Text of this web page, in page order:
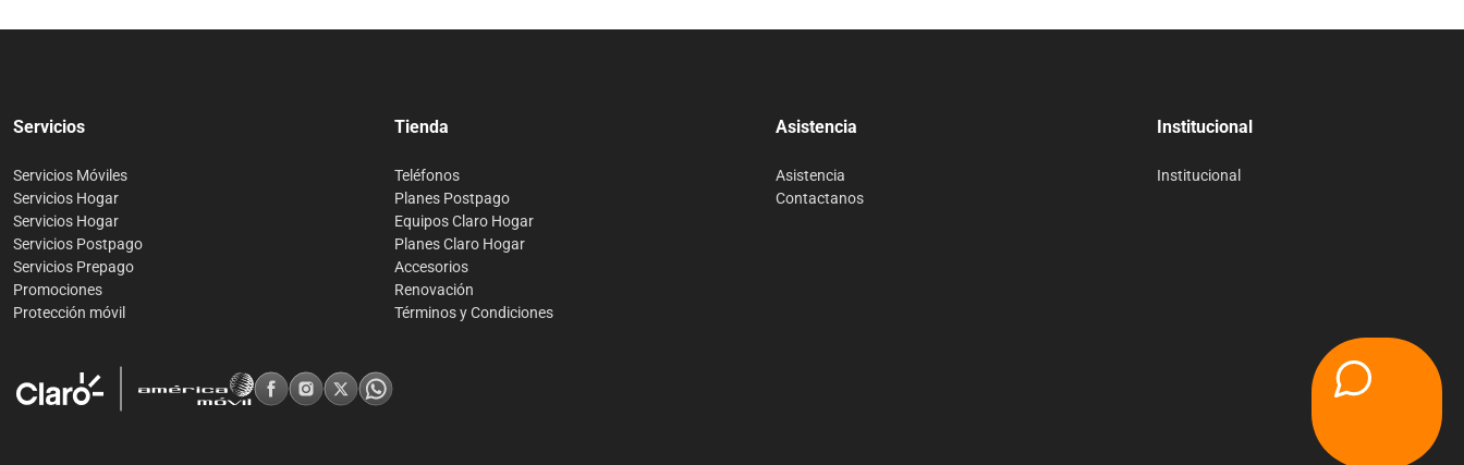
Servicios
Servicios Móviles
Servicios Hogar
Servicios Hogar
Servicios Postpago
Servicios Prepago
Promociones
Protección móvil
Tienda
Teléfonos
Planes Postpago
Equipos Claro Hogar
Planes Claro Hogar
Accesorios
Renovación
Términos y Condiciones
Asistencia
Asistencia
Contactanos
Institucional
Institucional